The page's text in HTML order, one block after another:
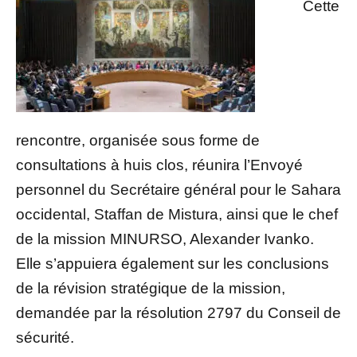
Cette
rencontre, organisée sous forme de
consultations à huis clos, réunira l’Envoyé
personnel du Secrétaire général pour le Sahara
occidental, Staffan de Mistura, ainsi que le chef
de la mission MINURSO, Alexander Ivanko.
Elle s’appuiera également sur les conclusions
de la révision stratégique de la mission,
demandée par la résolution 2797 du Conseil de
sécurité.